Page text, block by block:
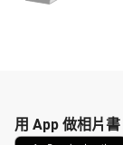
用 App 做相片書